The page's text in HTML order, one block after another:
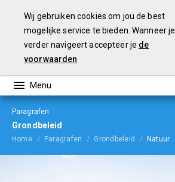
Wij gebruiken cookies om jou de best
mogelijke service te bieden. Wanneer je
verder navigeert accepteer je de
voorwaarden
Paragrafen
Grondbeleid
Home Paragrafen Grondbeleid Natuur